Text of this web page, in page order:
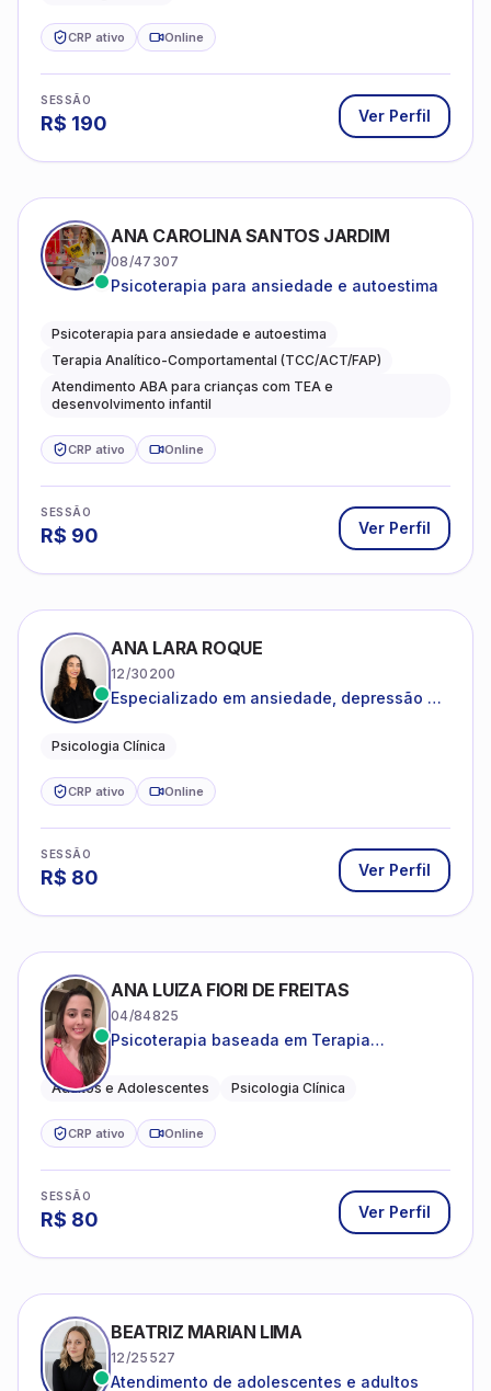
CRP ativo Online
SESSÃO
R$ 190 Ver Perfil
ANA CAROLINA SANTOS JARDIM
08/47307
Psicoterapia para ansiedade e autoestima
Psicoterapia para ansiedade e autoestima
Terapia Analítico-Comportamental (TCC/ACT/FAP)
Atendimento ABA para crianças com TEA e
desenvolvimento infantil
CRP ativo Online
SESSÃO
R$ 90 Ver Perfil
ANA LARA ROQUE
12/30200
Especializado em ansiedade, depressão e
Psicologia Clínica
CRP ativo Online
SESSÃO
R$ 80 Ver Perfil
ANA LUIZA FIORI DE FREITAS
04/84825
Psicoterapia baseada em Terapia
Adultos e Adolescentes Psicologia Clínica
CRP ativo Online
SESSÃO
R$ 80 Ver Perfil
BEATRIZ MARIAN LIMA
12/25527
Atendimento de adolescentes e adultos